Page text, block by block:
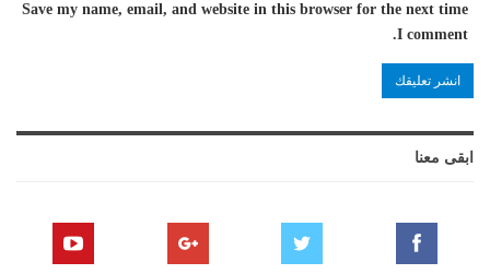
Save my name, email, and website in this browser for the next time
I comment.
ابقى معنا